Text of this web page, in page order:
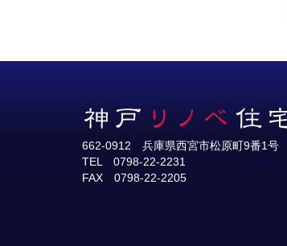
662-0912 兵庫県西宮市松原町9番1号
TEL 0798-22-2231
FAX 0798-22-2205